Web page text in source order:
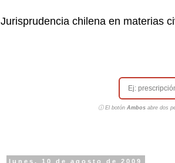
Jurisprudencia chilena en materias
ⓘ El botón Ambosabre dos
lunes, 10 de agosto de 2009